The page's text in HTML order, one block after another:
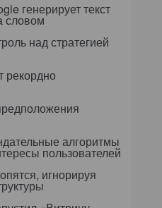
генерирует текст
словом
над стратегией
рекордно
алгоритмы
пользователей
игнорируя